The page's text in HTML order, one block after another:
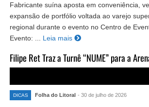
Fabricante suína aposta em conveniência,
expansão de portfólio voltada ao varejo
regional durante o evento no Centro de
Evento: ...
Leia mais
Filipe Ret Traz a Turnê “NUME” para a
DICAS Folha do Litoral - 30 de julho de 2026